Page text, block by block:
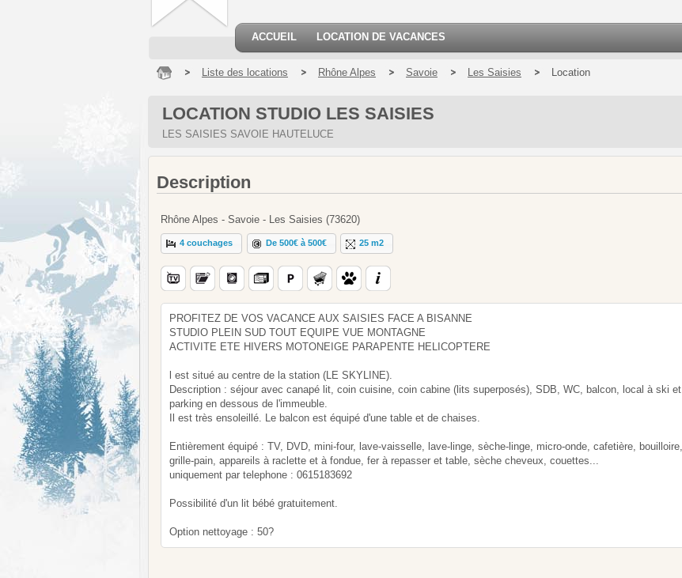
ACCUEIL LOCATION DE VACANCES
Liste des locations Rhône Alpes Savoie Les Saisies Location
LOCATION STUDIO LES SAISIES
LES SAISIES SAVOIE HAUTELUCE
Description
Rhône Alpes - Savoie - Les Saisies (73620)
4 couchages De 500€ à 500€ 25 m2
PROFITEZ DE VOS VACANCE AUX SAISIES FACE A BISANNE
STUDIO PLEIN SUD TOUT EQUIPE VUE MONTAGNE
ACTIVITE ETE HIVERS MOTONEIGE PARAPENTE HELICOPTERE
l est situé au centre de la station (LE SKYLINE).
Description : séjour avec canapé lit, coin cuisine, coin cabine (lits superposés), SDB, WC, balcon, local à ski et
parking en dessous de l'immeuble.
Il est très ensoleillé. Le balcon est équipé d'une table et de chaises.
Entièrement équipé : TV, DVD, mini-four, lave-vaisselle, lave-linge, sèche-linge, micro-onde, cafetière, bouilloire,
grille-pain, appareils à raclette et à fondue, fer à repasser et table, sèche cheveux, couettes...
uniquement par telephone : 0615183692
Possibilité d'un lit bébé gratuitement.
Option nettoyage : 50?